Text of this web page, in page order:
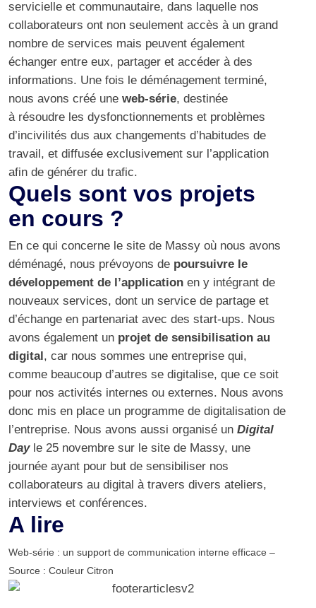
servicielle et communautaire, dans laquelle nos
collaborateurs ont non seulement accès à un grand
nombre de services mais peuvent également
échanger entre eux, partager et accéder à des
informations. Une fois le déménagement terminé,
nous avons créé une web-série, destinée
à résoudre les dysfonctionnements et problèmes
d’incivilités dus aux changements d’habitudes de
travail, et diffusée exclusivement sur l’application
afin de générer du trafic.
Quels sont vos projets
en cours ?
En ce qui concerne le site de Massy où nous avons
déménagé, nous prévoyons de poursuivre le
développement de l’application en y intégrant de
nouveaux services, dont un service de partage et
d’échange en partenariat avec des start-ups. Nous
avons également un projet de sensibilisation au
digital , car nous sommes une entreprise qui,
comme beaucoup d’autres se digitalise, que ce soit
pour nos activités internes ou externes. Nous avons
donc mis en place un programme de digitalisation de
l’entreprise. Nous avons aussi organisé un Digital
Day le 25 novembre sur le site de Massy, une
journée ayant pour but de sensibiliser nos
collaborateurs au digital à travers divers ateliers,
interviews et conférences.
A lire
Web-série : un support de communication interne efficace –
Source : Couleur Citron